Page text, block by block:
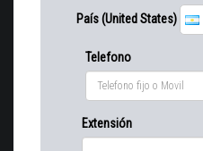
País (United States)
Telefono
Extensión